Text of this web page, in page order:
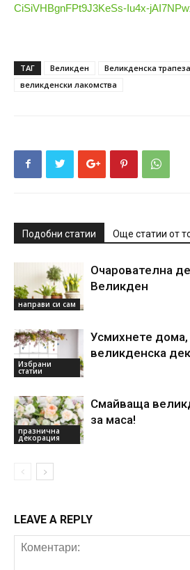
CiSiVHBgnFPt9J3KeSs-Iu4x-
ТАГ Великден
Великденска трапеза
великденски лакомства
Подобни статии Още статии от
направи си сам
Очарователна
Великден
Избрани
статии
Усмихнете
великденска
празнична
декорация
Смайваща
за маса!
LEAVE A REPLY